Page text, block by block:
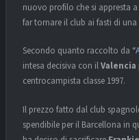
nuovo profilo che si appresta
far tornare il club ai fasti di
Secondo quanto raccolto da “
intesa decisiva con ilValencia
centrocampista classe 1997.
Il prezzo fatto dal club
spendibile per il Barcellona in